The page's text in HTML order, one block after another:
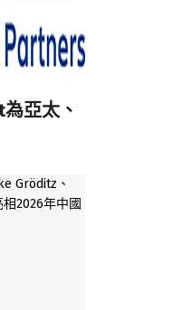
亞太、
Gröditz、
2026年中國